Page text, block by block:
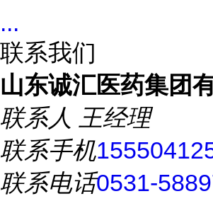
...
联系我们
山东诚汇医药集团
联系人 王经理
联系手机
联系电话0531-